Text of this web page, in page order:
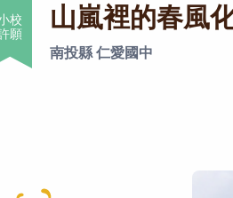
的春風化雨
校
願
山嵐裡的春風
南投縣 仁愛國中